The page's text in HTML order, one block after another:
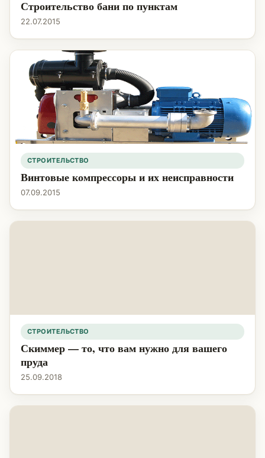
Строительство бани по пунктам
22.07.2015
СТРОИТЕЛЬСТВО
Винтовые компрессоры и их неисправности
07.09.2015
СТРОИТЕЛЬСТВО
Скиммер — то, что вам нужно для вашего
пруда
25.09.2018